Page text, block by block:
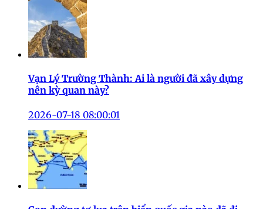
Vạn Lý Trường Thành: Ai là người đã xây dựng
nên kỳ quan này?
2026-07-18 08:00:01